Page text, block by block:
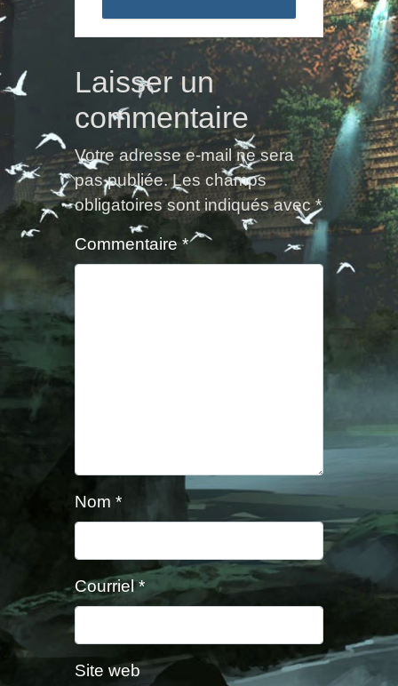
Laisser un
commentaire
Votre adresse e-mail ne sera
pas publiée. Les champs
obligatoires sont indiqués avec*
Commentaire *
Nom *
Courriel*
Site web